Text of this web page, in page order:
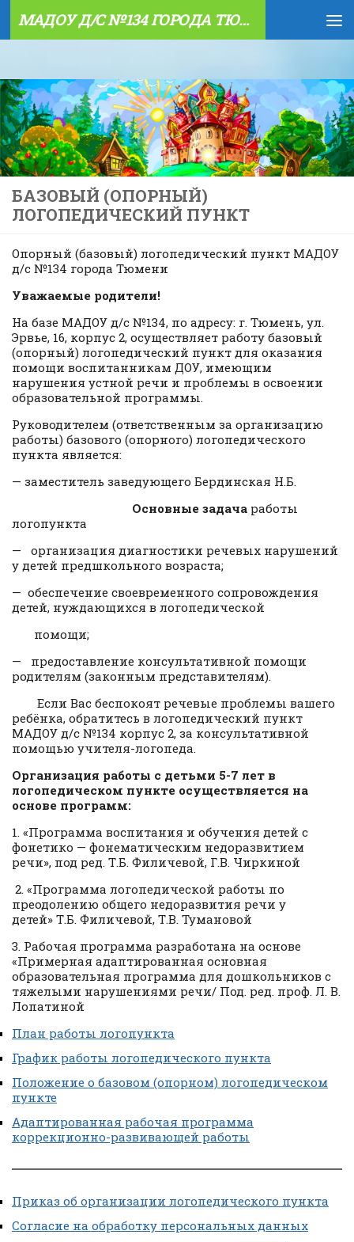
Skip to content МАДОУ Д/С №134 ГОРОДА ТЮМЕНИ
БАЗОВЫЙ (ОПОРНЫЙ)
ЛОГОПЕДИЧЕСКИЙ ПУНКТ
Опорный (базовый) логопедический пункт МАДОУ
д/с №134 города Тюмени
Уважаемые родители!
На базе МАДОУ д/с №134, по адресу: г. Тюмень, ул.
Эрвье, 16, корпус 2, осуществляет работу базовый
(опорный) логопедический пункт для оказания
помощи воспитанникам ДОУ, имеющим
нарушения устной речи и проблемы в освоении
образовательной программы.
Руководителем (ответственным за организацию
работы) базового (опорного) логопедического
пункта является:
— заместитель заведующего Бердинская Н.Б.
Основные задача работы
логопункта
— организация диагностики речевых нарушений
у детей предшкольного возраста;
— обеспечение своевременного сопровождения
детей, нуждающихся в логопедической
помощи;
— предоставление консультативной помощи
родителям (законным представителям).
Если Вас беспокоят речевые проблемы вашего
ребёнка, обратитесь в логопедический пункт
МАДОУ д/с №134 корпус 2, за консультативной
помощью учителя-логопеда.
Организация работы с детьми 5-7 лет в
логопедическом пункте осуществляется на
основе программ:
1. «Программа воспитания и обучения детей с
фонетико — фонематическим недоразвитием
речи», под ред. Т.Б. Филичевой, Г.В. Чиркиной
2. «Программа логопедической работы по
преодолению общего недоразвития речи у
детей» Т.Б. Филичевой, Т.В. Тумановой
3. Рабочая программа разработана на основе
«Примерная адаптированная основная
образовательная программа для дошкольников с
тяжелыми нарушениями речи/ Под. ред. проф. Л. В.
Лопатиной
План работы логопункта
График работы логопедического пункта
Положение о базовом (опорном) логопедическом
пункте
Адаптированная рабочая программа
коррекционно-развивающей работы
Приказ об организации логопедического пункта
Согласие на обработку персональных данных